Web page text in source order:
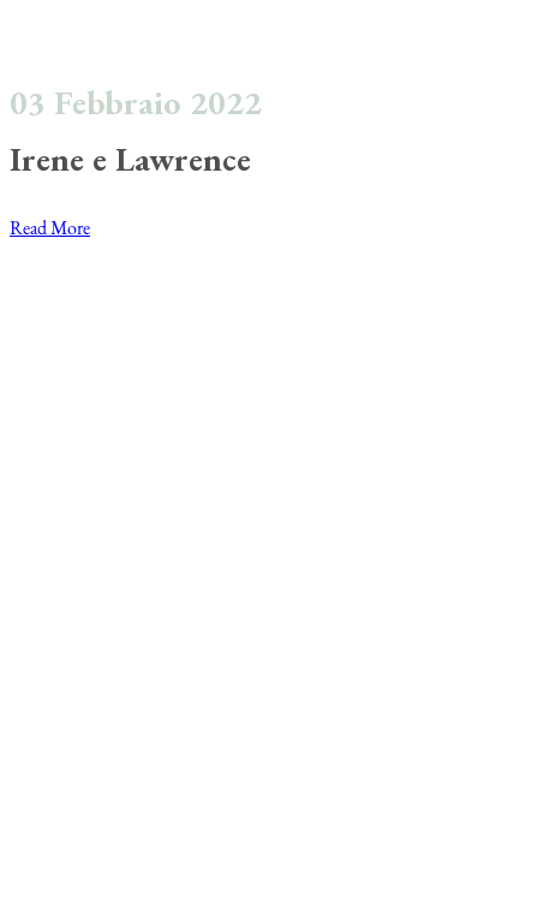
03 Febbraio 2022
Irene e Lawrence
Read More